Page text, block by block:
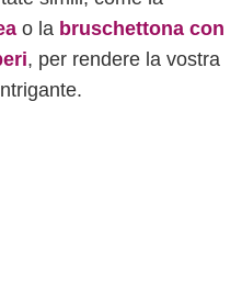
o la bruschettona con
, per rendere la vostra